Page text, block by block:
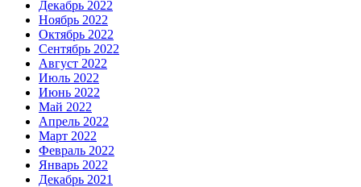
Декабрь 2022
Ноябрь 2022
Октябрь 2022
Сентябрь 2022
Август 2022
Июль 2022
Июнь 2022
Май 2022
Апрель 2022
Март 2022
Февраль 2022
Январь 2022
Декабрь 2021